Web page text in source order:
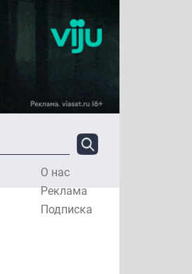
О нас
Реклама
Подписка